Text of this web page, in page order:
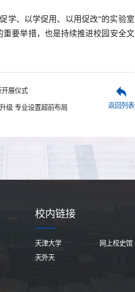
学、以学促用、以用促改”的实验室
要举措，也是持续推进校园安全文
展仪式
级 专业设置超前布局 返回列表
校内链接
天津大学
网上校史馆
天外天